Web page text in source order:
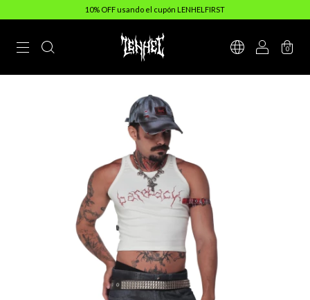
10% OFF usando el cupón LENHELFIRST
0